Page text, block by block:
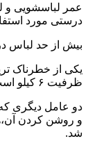
عمر لباسشویی و
درستی مورد استفاده قرار
بیش از حد لباس
یکی از خطرناک
ظرفیت ۶ کیلو است،هرگز بیشتر از ۶ کیلو در داخل آن لباس قرار ندهید.این کار باعث می شود که عمر ماشین لباسشویی شما به شدت افزایش پیدا کند.
دو عامل دیگری
و روشن کردن
شد.